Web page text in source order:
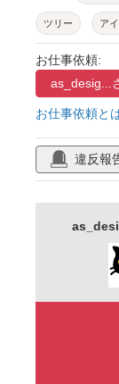
ツリー ア
お仕事依頼:
as_desig...
お仕事依頼と
違反報